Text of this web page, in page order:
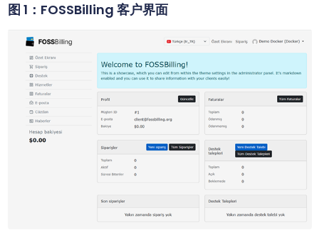
图 1：FOSSBilling 客户界面